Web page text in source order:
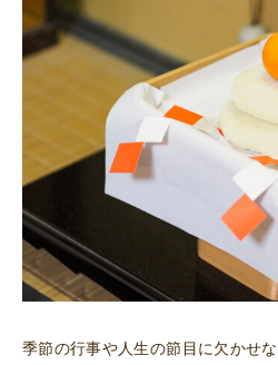
季節の行事や人生の節目に欠かせな